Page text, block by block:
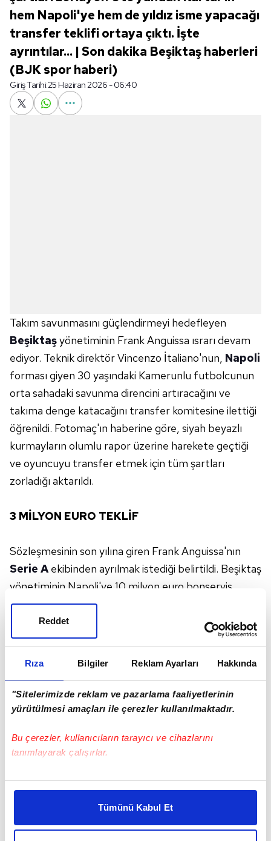
Rıza Bilgiler Reklam Ayarları Hakkında
"Sitelerimizde reklam ve pazarlama faaliyetlerinin
yürütülmesi amaçları ile çerezler kullanılmaktadır.
Bu çerezler, kullanıcıların tarayıcı ve cihazlarını
tanımlayarak çalışırlar.
Bu çerezlere izin vermeniz halinde sizlere özel
daha iyi reklam deneyimi yaşatabiliriz. Bunu yaparken
amacımızın size daha iyi bir reklam deneyimi sunmak
Tümünü Kabul Et
Reddet
hem Napoli'ye hem de yıldız isme yapacağı
transfer teklifi ortaya çıktı. İşte
ayrıntılar... | Son dakika Beşiktaş haberleri
(BJK spor haberi)
Giriş Tarihi:25 Haziran 2026 - 06:40
Takım savunmasını güçlendirmeyi hedefleyen
Beşiktaşyönetiminin Frank Anguissa ısrarı devam
ediyor. Teknik direktör Vincenzo İtaliano'nun, Napoli
forması giyen 30 yaşındaki Kamerunlu futbolcunun
orta sahadaki savunma direncini artıracağını ve
takıma denge katacağını transfer komitesine ilettiği
öğrenildi. Fotomaç'ın haberine göre, siyah beyazlı
kurmayların olumlu rapor üzerine harekete geçtiği
ve oyuncuyu transfer etmek için tüm şartları
zorladığı aktarıldı.
3 MİLYON EURO TEKLİF
Sözleşmesinin son yılına giren Frank Anguissa'nın
Serie Aekibinden ayrılmak istediği belirtildi. Beşiktaş
yönetiminin Napoli'ye 10 milyon euro bonservis
bedeli, deneyimli orta sahaya ise yıllık 2.5-3 milyon
euro bandında teklif yapmayı planladığı ifade edildi.
Ezeli rakipGalatasaray
'ın da transfer gündeminde
yer alan Kamerunlu futbolcu, diğer kulüplerden
ile ilgili nihai kararını verecek.